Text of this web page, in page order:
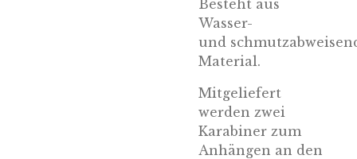
Besteht aus
Wasser-
und
Material.
Mitgeliefert
werden zwei
Karabiner zum
Anhängen an den